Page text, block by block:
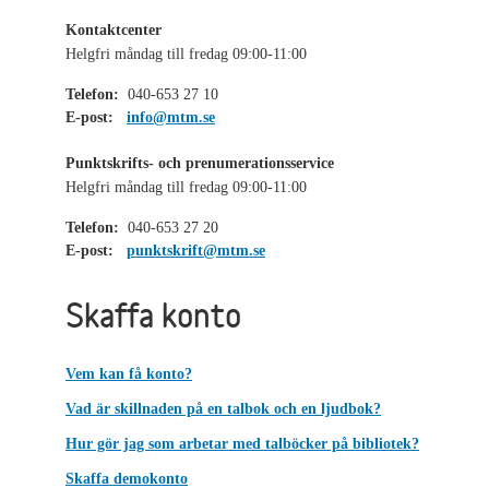
Kontaktcenter
Helgfri måndag till fredag 09:00-11:00
Telefon: 040-653 27 10
E-post:
info@mtm.se
Punktskrifts- och prenumerationsservice
Helgfri måndag till fredag 09:00-11:00
Telefon: 040-653 27 20
E-post:
punktskrift@mtm.se
Skaffa konto
Vem kan få konto?
Vad är skillnaden på en talbok och en ljudbok?
Hur gör jag som arbetar med talböcker på bibliotek?
Skaffa demokonto